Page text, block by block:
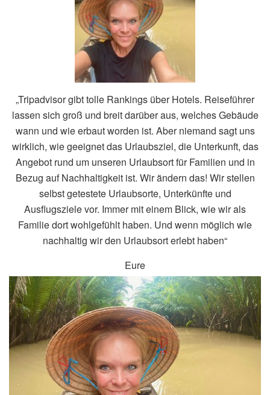
„Tripadvisor gibt tolle Rankings über Hotels. Reiseführer
lassen sich groß und breit darüber aus, welches Gebäude
wann und wie erbaut worden ist. Aber niemand sagt uns
wirklich, wie geeignet das Urlaubsziel, die Unterkunft, das
Angebot rund um unseren Urlaubsort für Familien und in
Bezug auf Nachhaltigkeit ist. Wir ändern das! Wir stellen
selbst getestete Urlaubsorte, Unterkünfte und
Ausflugsziele vor. Immer mit einem Blick, wie wir als
Familie dort wohlgefühlt haben. Und wenn möglich wie
nachhaltig wir den Urlaubsort erlebt haben“
Eure